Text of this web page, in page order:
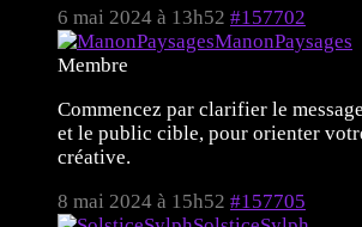
6 mai 2024 à 13h52 #157702
ManonPaysages
Membre
Commencez par clarifier le
et le public cible, pour orienter
créative.
8 mai 2024 à 15h52 #157705